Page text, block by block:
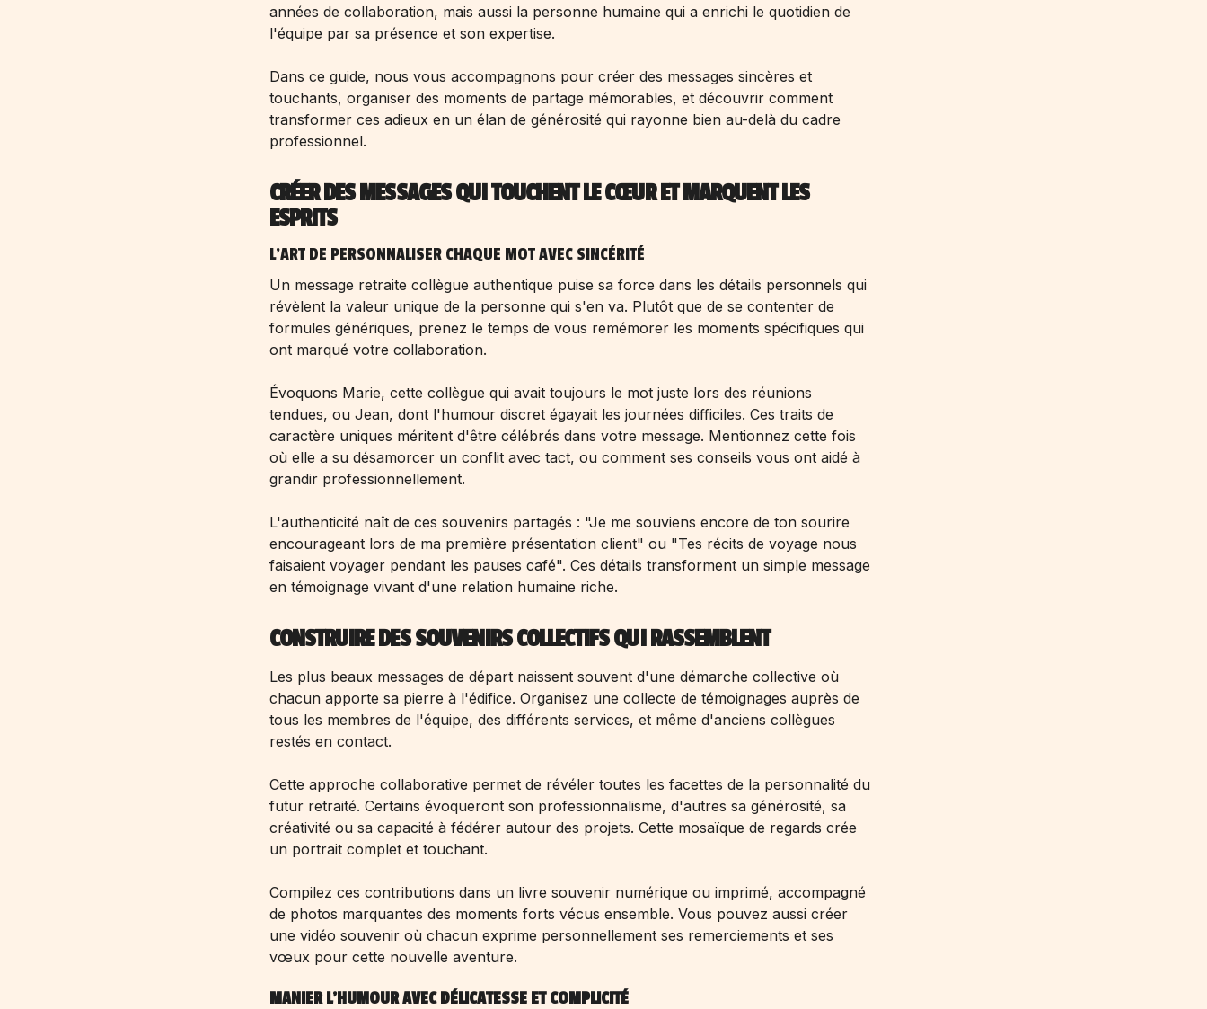
années de collaboration, mais aussi la personne humaine qui a enrichi le quotidien de
l'équipe par sa présence et son expertise.
Dans ce guide, nous vous accompagnons pour créer des messages sincères et
touchants, organiser des moments de partage mémorables, et découvrir comment
transformer ces adieux en un élan de générosité qui rayonne bien au-delà du cadre
professionnel.
CRÉER DES MESSAGES QUI TOUCHENT LE CŒUR ET MARQUENT LES
ESPRITS
L'ART DE PERSONNALISER CHAQUE MOT AVEC SINCÉRITÉ
Un message retraite collègue authentique puise sa force dans les détails personnels qui
révèlent la valeur unique de la personne qui s'en va. Plutôt que de se contenter de
formules génériques, prenez le temps de vous remémorer les moments spécifiques qui
ont marqué votre collaboration.
Évoquons Marie, cette collègue qui avait toujours le mot juste lors des réunions
tendues, ou Jean, dont l'humour discret égayait les journées difficiles. Ces traits de
caractère uniques méritent d'être célébrés dans votre message. Mentionnez cette fois
où elle a su désamorcer un conflit avec tact, ou comment ses conseils vous ont aidé à
grandir professionnellement.
L'authenticité naît de ces souvenirs partagés : "Je me souviens encore de ton sourire
encourageant lors de ma première présentation client" ou "Tes récits de voyage nous
faisaient voyager pendant les pauses café". Ces détails transforment un simple message
en témoignage vivant d'une relation humaine riche.
CONSTRUIRE DES SOUVENIRS COLLECTIFS QUI RASSEMBLENT
Les plus beaux messages de départ naissent souvent d'une démarche collective où
chacun apporte sa pierre à l'édifice. Organisez une collecte de témoignages auprès de
tous les membres de l'équipe, des différents services, et même d'anciens collègues
restés en contact.
Cette approche collaborative permet de révéler toutes les facettes de la personnalité du
futur retraité. Certains évoqueront son professionnalisme, d'autres sa générosité, sa
créativité ou sa capacité à fédérer autour des projets. Cette mosaïque de regards crée
un portrait complet et touchant.
Compilez ces contributions dans un livre souvenir numérique ou imprimé, accompagné
de photos marquantes des moments forts vécus ensemble. Vous pouvez aussi créer
une vidéo souvenir où chacun exprime personnellement ses remerciements et ses
vœux pour cette nouvelle aventure.
MANIER L'HUMOUR AVEC DÉLICATESSE ET COMPLICITÉ